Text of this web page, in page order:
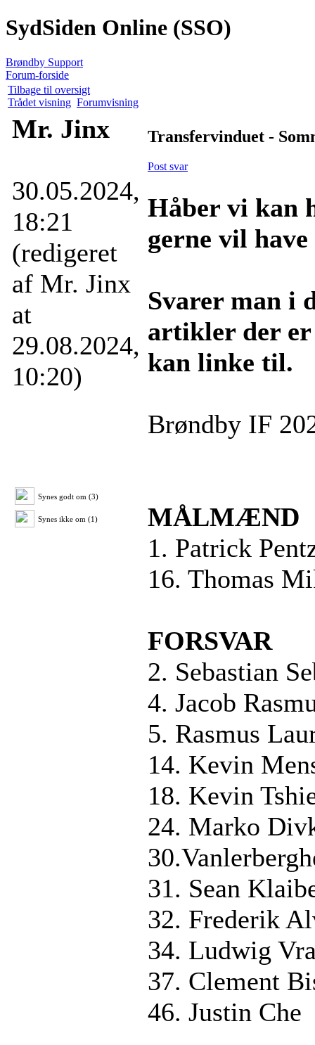
SydSiden Online (SSO)
Brøndby Support
Forum-forside
Tilbage til oversigt
Trådet visning Forumvisning
Mr. Jinx
30.05.2024,
18:21
(redigeret
af Mr. Jinx
at
29.08.2024,
10:20)
Synes godt om (3)
Synes ikke om (1)
Transfervinduet -
Post svar
Håber vi kan
gerne vil
Svarer man i
artikler der er
kan linke til.
Brøndby IF
MÅLMÆND
1. Patrick
16. Thomas
FORSVAR
2. Sebastian
4. Jacob
5. Rasmus
14. Kevin
18. Kevin
24. Marko
31. Sean
32. Frederik
34. Ludwig
37. Clement
46. Justin Che